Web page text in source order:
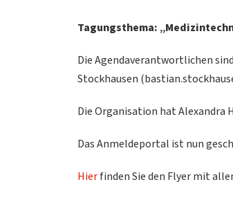
Tagungsthema:
Die Agendaverantwortlichen
Stockhausen
Die Organisation hat Alexandra
Das Anmeldeportal ist nun
Hierfinden Sie den Flyer mit